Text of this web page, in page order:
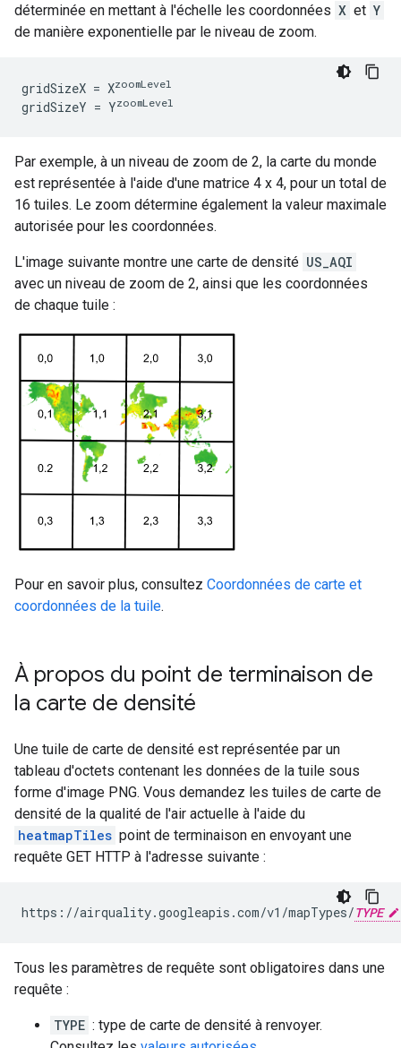
déterminée en mettant à l'échelle les coordonnées X et Y
de manière exponentielle par le niveau de zoom.
gridSizeX = XzoomLevel
gridSizeY = YzoomLevel
Par exemple, à un niveau de zoom de 2, la carte du monde
est représentée à l'aide d'une matrice 4 x 4, pour un total de
16 tuiles. Le zoom détermine également la valeur maximale
autorisée pour les coordonnées.
L'image suivante montre une carte de densité US_AQI
avec un niveau de zoom de 2, ainsi que les coordonnées
de chaque tuile :
Pour en savoir plus, consultez Coordonnées de carte et
coordonnées de la tuile.
À propos du point de terminaison de
la carte de densité
Une tuile de carte de densité est représentée par un
tableau d'octets contenant les données de la tuile sous
forme d'image PNG. Vous demandez les tuiles de carte de
densité de la qualité de l'air actuelle à l'aide du
heatmapTiles point de terminaison en envoyant une
requête GET HTTP à l'adresse suivante :
https://airquality.googleapis.com/v1/mapTypes/TYPE
Tous les paramètres de requête sont obligatoires dans une
requête :
TYPE : type de carte de densité à renvoyer.